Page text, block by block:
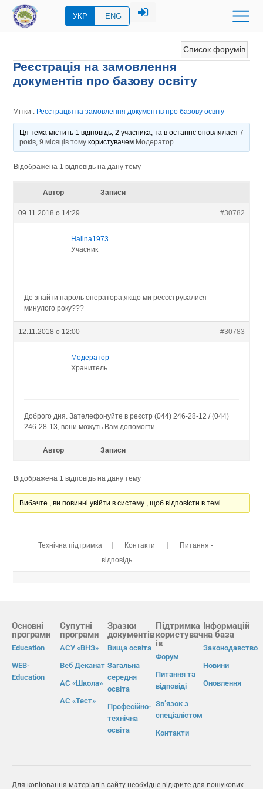
УКР ENG
Список форумів
Реєстрація на замовлення
документів про базову освіту
Мітки : Реєстрація на замовлення документів про базову освіту
Ця тема містить 1 відповідь, 2 учасника, та в останнє оновлялася 7
років, 9 місяців томукористувачем Модератор.
Відображена 1 відповідь на дану тему
Автор Записи
09.11.2018 о 14:29 #30782
Halina1973
Учасник
Де знайти пароль оператора,якщо ми реєєструвалися
минулого року???
12.11.2018 о 12:00 #30783
Модератор
Хранитель
Доброго дня. Зателефонуйте в реєстр (044) 246-28-12 / (044)
246-28-13, вони можуть Вам допомогти.
Автор Записи
Відображена 1 відповідь на дану тему
Вибачте , ви повинні увійти в систему , щоб відповісти в темі .
Технічна підтримка | Контакти |
Питання -
відповідь
Основні
програми
Education
WEB-
Education
Супутні
програми
АСУ «ВНЗ»
Веб Деканат
АС «Школа»
АС «Тест»
Зразки
документів
Вища освіта
Загальна
середня
освіта
Професійно-
технічна
освіта
Підтримка
користувач
ів
Форум
Питання та
відповіді
Зв’язок з
спеціалістом
Контакти
Інформацій
на база
Законодавство
Новини
Оновлення
Для копіювання матеріалів сайту необхідне відкрите для пошукових